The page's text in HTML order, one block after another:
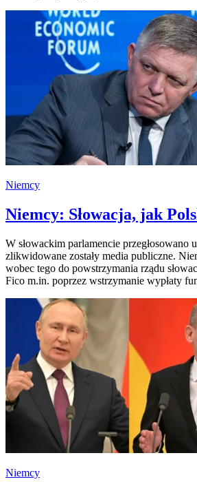
Niemcy
Niemcy: Słowacja, jak
W słowackim parlamencie przegłosowano
zlikwidowane zostały media publiczne.
wobec tego do powstrzymania rządu
Fico m.in. poprzez wstrzymanie wypłaty
Niemcy